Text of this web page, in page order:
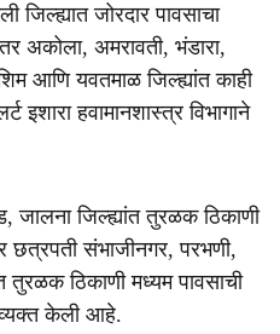
जिल्ह्यात जोरदार पावसाचा
अमरावती, भंडारा,
आणि यवतमाळ जिल्ह्यांत काही
इशारा हवामानशास्त्र विभागाने
जालना जिल्ह्यांत तुरळक ठिकाणी
संभाजीनगर, परभणी,
तुरळक ठिकाणी मध्यम पावसाची
व्यक्त केली आहे.